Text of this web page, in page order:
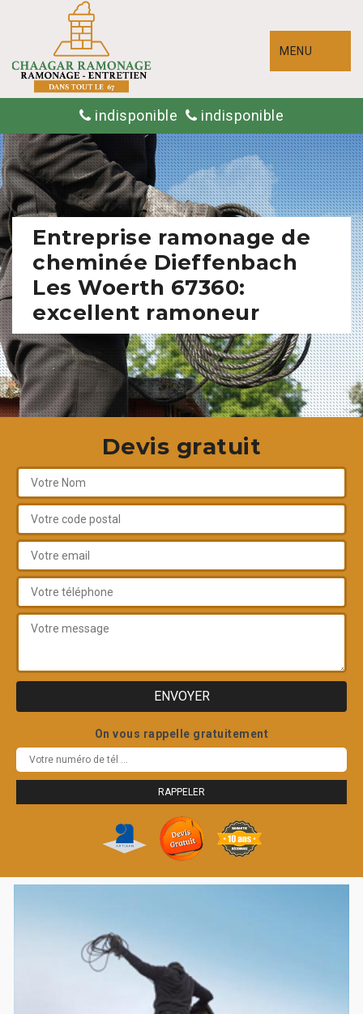
MENU
indisponible indisponible
Entreprise ramonage de
cheminée Dieffenbach
Les Woerth 67360:
excellent ramoneur
Devis gratuit
On vous rappelle gratuitement